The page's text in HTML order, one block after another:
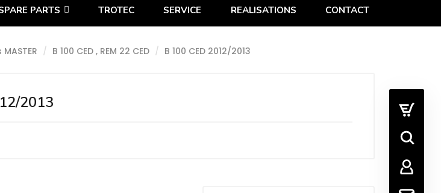
PARTS TROTEC SERVICE REALISATIONS CONTACT
B 100 CED , REM 22 CED B 100 CED 2012/2013
2013